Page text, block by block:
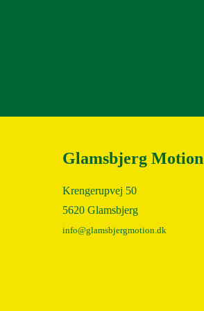
Glamsbjerg Motion
Krengerupvej 50
5620 Glamsbjerg
info@glamsbjergmotion.dk